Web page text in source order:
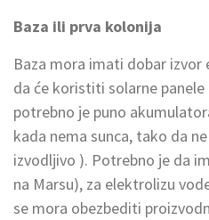
Baza ili prva kolonija
Baza mora imati dobar
da će koristiti solarne
potrebno je puno
kada nema sunca, tako da
izvodljivo ). Potrebno je da
na Marsu), za elektrolizu
se mora obezbediti